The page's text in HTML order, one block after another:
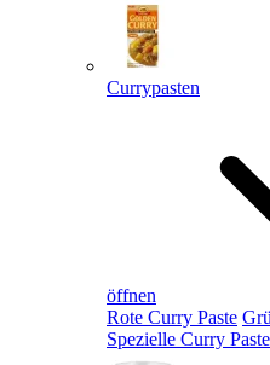
Currypasten
öffnen
Rote Curry Paste
Spezielle Curry Paste